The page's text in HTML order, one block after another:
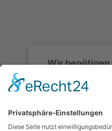
Wir benötigen
Zustimmung, um
Service zu laden!
Wir verwenden